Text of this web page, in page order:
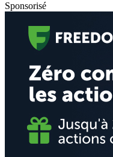
Sponsorisé